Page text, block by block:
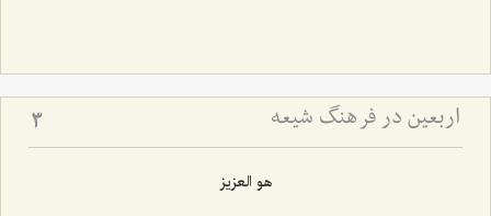
اربعین در فرهنگ شیعه 3
هو العزیز